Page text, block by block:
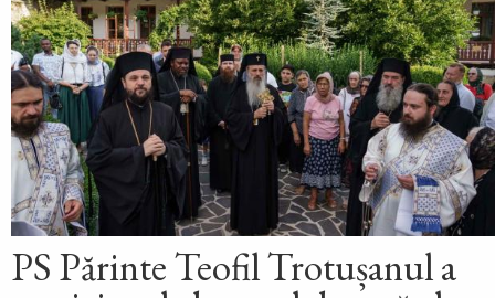
PS Părinte Teofil Trotușanul a